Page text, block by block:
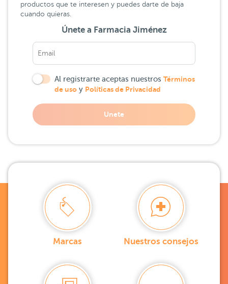
productos que te interesen y puedes darte de baja
cuando quieras.
Únete a Farmacia Jiménez
Al registrarte aceptas nuestros Términos
de uso y Políticas de Privacidad
Unete
Marcas Nuestros consejos